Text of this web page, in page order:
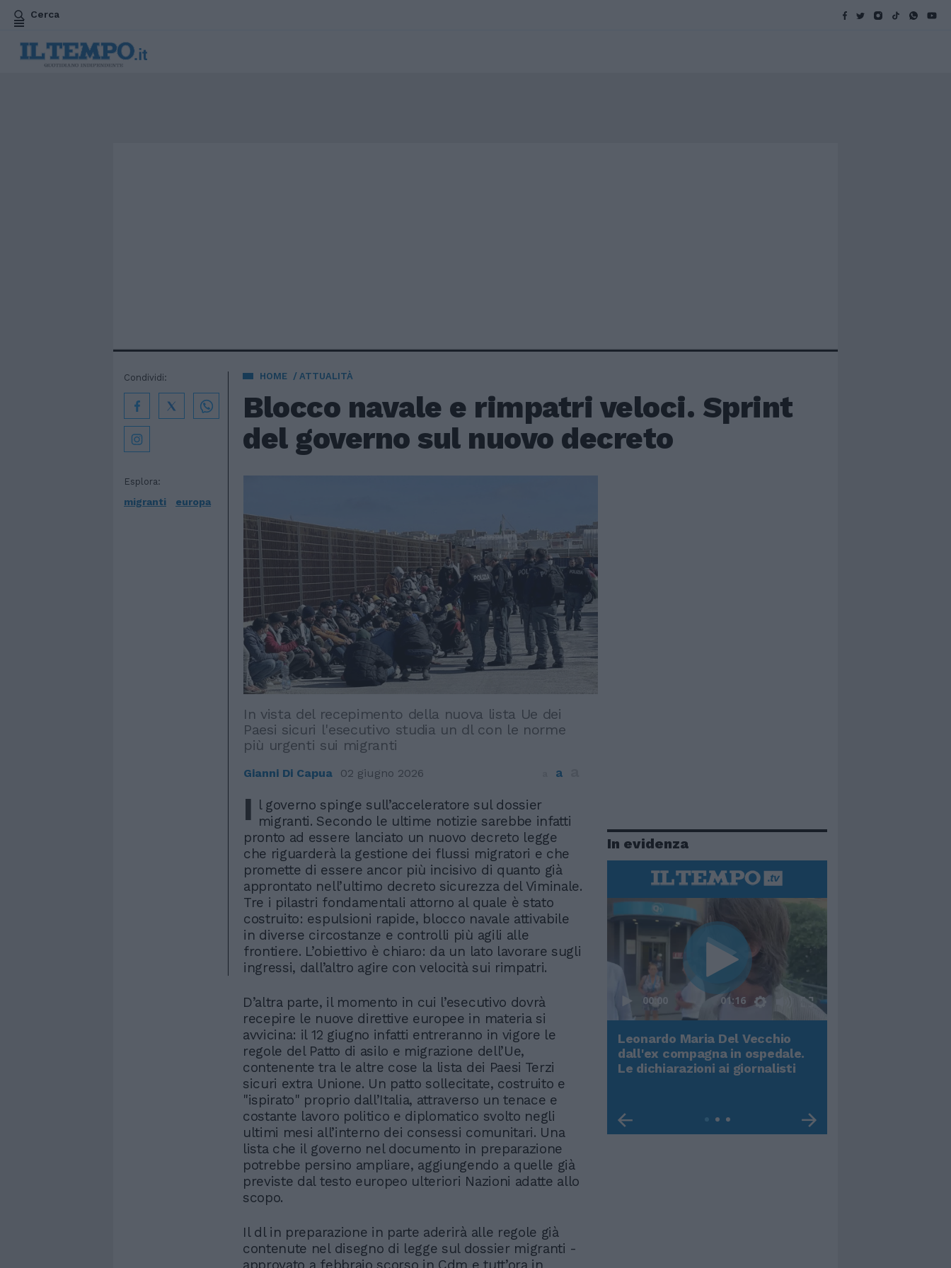
Cerca
HOME ATTUALITÀ
Blocco navale e rimpatri veloci. Sprint
del governo sul nuovo decreto
Esplora:
migranti europa
Condividi:
In vista del recepimento della nuova lista Ue dei
Paesi sicuri l'esecutivo studia un dl con le norme
più urgenti sui migranti
Gianni Di Capua 02 giugno 2026 a
I l governo spinge sull’acceleratore sul dossier
migranti. Secondo le ultime notizie sarebbe infatti
pronto ad essere lanciato un nuovo decreto legge
che riguarderà la gestione dei flussi migratori e che
promette di essere ancor più incisivo di quanto già
approntato nell’ultimo decreto sicurezza del Viminale.
Tre i pilastri fondamentali attorno al quale è stato
costruito: espulsioni rapide, blocco navale attivabile
in diverse circostanze e controlli più agili alle
frontiere. L’obiettivo è chiaro: da un lato lavorare sugli
ingressi, dall’altro agire con velocità sui rimpatri.
D’altra parte, il momento in cui l’esecutivo dovrà
recepire le nuove direttive europee in materia si
avvicina: il 12 giugno infatti entreranno in vigore le
regole del Patto di asilo e migrazione dell’Ue,
contenente tra le altre cose la lista dei Paesi Terzi
sicuri extra Unione. Un patto sollecitate, costruito e
"ispirato" proprio dall’Italia, attraverso un tenace e
costante lavoro politico e diplomatico svolto negli
ultimi mesi all’interno dei consessi comunitari. Una
lista che il governo nel documento in preparazione
potrebbe persino ampliare, aggiungendo a quelle già
previste dal testo europeo ulteriori Nazioni adatte allo
scopo.
Il dl in preparazione in parte aderirà alle regole già
contenute nel disegno di legge sul dossier migranti -
In evidenza
Rudy Giuliani a Come States?
Trump, Meloni e la strategia
americana
00:00 01:16
Leonardo Maria Del Vecchio
dall'ex compagna in ospedale.
Le dichiarazioni ai giornalisti